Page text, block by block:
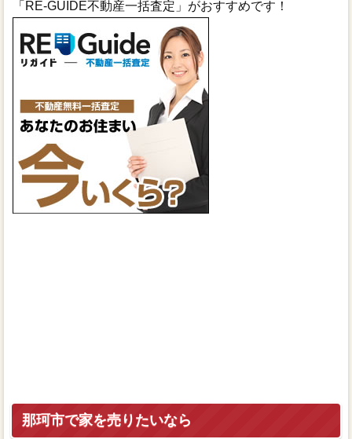
「RE-GUIDE不動産一括査定」がおすすめです！
那珂市で家を売りたいなら